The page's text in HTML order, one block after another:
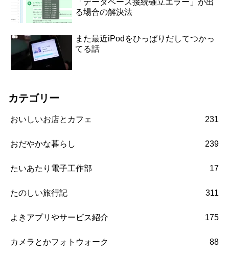
「データベース接続確立エラー」が出
る場合の解決法
また最近iPodをひっぱりだしてつかっ
てる話
カテゴリー
おいしいお店とカフェ 231
おだやかな暮らし 239
たいあたり電子工作部 17
たのしい旅行記 311
よきアプリやサービス紹介 175
カメラとかフォトウォーク 88